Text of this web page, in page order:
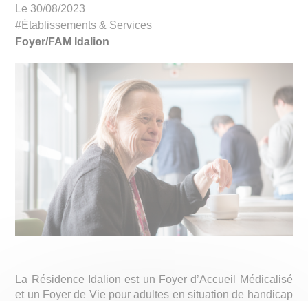
Le 30/08/2023
#Établissements & Services
Foyer/FAM Idalion
La Résidence Idalion est un Foyer d’Accueil Médicalisé
et un Foyer de Vie pour adultes en situation de handicap